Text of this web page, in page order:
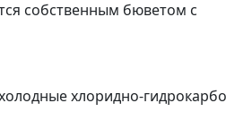
собственным бюветом с
хлоридно-